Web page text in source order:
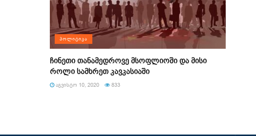
ᲞᲝᲚᲘᲢᲘᲙᲐ
ჩინეთი თანამედროვე მსოფლიოში და მისი
როლი სამხრეთ კავკასიაში
ᲐᲒᲕᲘᲡᲢᲝ 10, 2020 833